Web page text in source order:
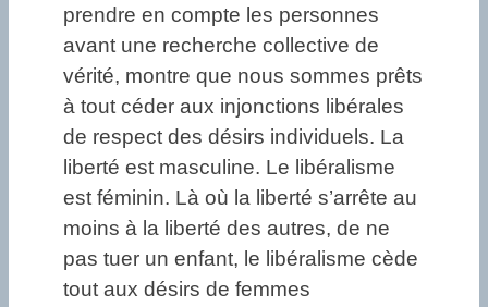
prendre en compte les personnes
avant une recherche collective de
vérité, montre que nous sommes prêts
à tout céder aux injonctions libérales
de respect des désirs individuels. La
liberté est masculine. Le libéralisme
est féminin. Là où la liberté s’arrête au
moins à la liberté des autres, de ne
pas tuer un enfant, le libéralisme cède
tout aux désirs de femmes